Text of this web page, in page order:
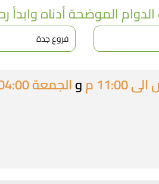
الموضحة أدناه
فروع جدة
والجمعة 04:00 م الى 10:00 م